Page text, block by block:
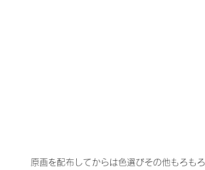
原画を配布してからは色選びその他もろもろ